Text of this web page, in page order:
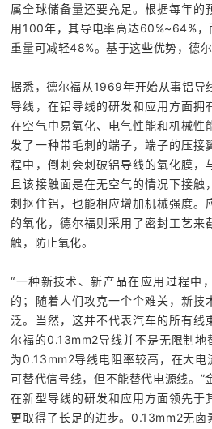
属全球储备量还要充足。根据每年的
用100年，其导电率高达60%~64%，
重量可减轻48%。基于这些优势，德
据悉，德尔福从1969年开始从事铝导
导线，在铝导线的研发和应用方面拥
在空气中易氧化、电气性能和机械性
发了一种带毛刺的端子，端子的压接
程中，倒刺会刺破铝导线的氧化膜，
且该接触面是在无空气的情况下接触
刺抠住铝，也能相应增加机械强度。
的氧化，德尔福则采用了密封工艺来
触，防止氧化。
“一种新技术、新产品在应用过程中
的；随着人们攻克一个个难关，新技
泛。当然，这并不代表汽车的所有线
尔福的0.13mm2导线并不是无限制地
为0.13mm2导线电阻率较高，在大电
可替代信号线，但不能替代电源线。”
在新型导线的研发和应用方面领先于
更取得了长足的进步。0.13mm2无卤